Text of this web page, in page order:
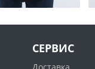
СЕРВИС